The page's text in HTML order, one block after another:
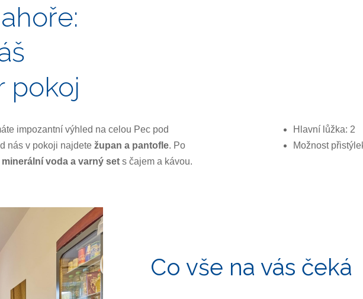
pokoj
impozantní výhled na celou Pec pod
nás v pokoji najdete župan a pantofle. Po
minerální voda a varný set s čajem a kávou.
Hlavní lůžka: 2
Možnost
Co vše na vás čeká